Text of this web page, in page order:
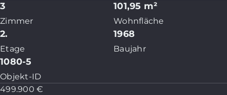
3
Zimmer
101,95 m²
Wohnfläche
2.
Etage
1968
Baujahr
1080-5
Objekt-ID
499.900 €